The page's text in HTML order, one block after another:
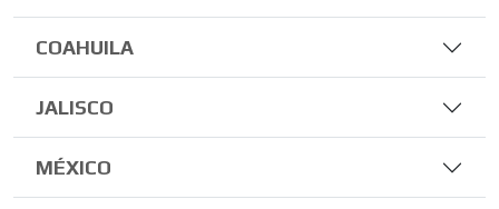
COAHUILA
JALISCO
MÉXICO